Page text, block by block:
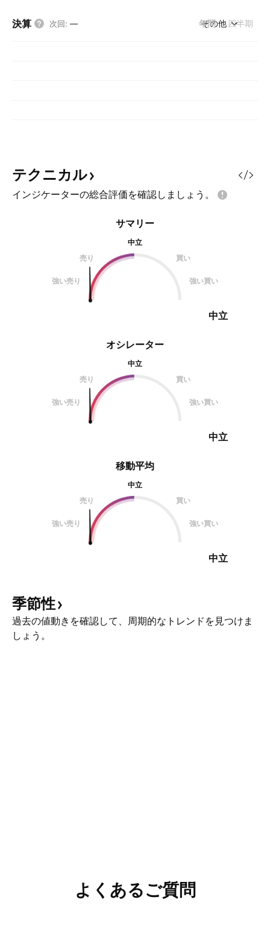
決算 次回: — 年間 四半期
その他
テクニカル
インジケーターの総合評価を確認しましょう。
オシレーター
中立
売り
買い
強い売り 強い買い
中立
サマリー
中立
売り
買い
強い売り 強い買い
中立
移動平均
中立
売り
買い
強い売り 強い買い
中立
季節性
過去の値動きを確認して、周期的なトレンドを見つけま
しょう。
よくあるご質問